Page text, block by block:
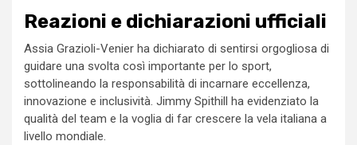
Reazioni e dichiarazioni ufficiali
Assia Grazioli-Venier ha dichiarato di sentirsi orgogliosa di
guidare una svolta così importante per lo sport,
sottolineando la responsabilità di incarnare eccellenza,
innovazione e inclusività. Jimmy Spithill ha evidenziato la
qualità del team e la voglia di far crescere la vela italiana a
livello mondiale.